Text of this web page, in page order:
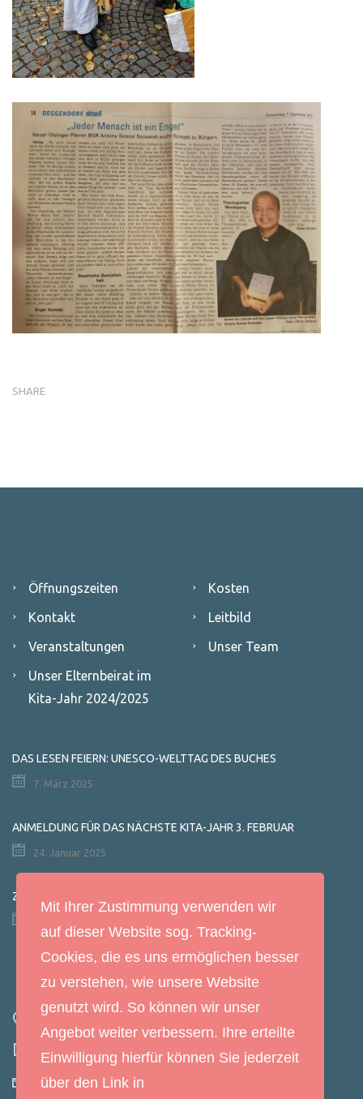
SHARE
Öffnungszeiten
Kosten
Kontakt
Leitbild
Veranstaltungen
Unser Team
Unser Elternbeirat im
Kita-Jahr 2024/2025
DAS LESEN FEIERN: UNESCO-WELTTAG DES BUCHES
7. März 2025
ANMELDUNG FÜR DAS NÄCHSTE KITA-JAHR 3. FEBRUAR
24. Januar 2025
ZEITUNGSARTIKEL: „DAS KLEINE GESPENST“
Kontakt
Hauptstr. 78, 94563 Otzing
09931/1501
kita.otzing@bistum-regensburg.de
Mit Ihrer Zustimmung verwenden wir
auf dieser Website sog. Tracking-
Cookies, die es uns ermöglichen besser
zu verstehen, wie unsere Website
genutzt wird. So können wir unser
Angebot weiter verbessern. Ihre erteilte
Einwilligung hierfür können Sie jederzeit
über den Link in